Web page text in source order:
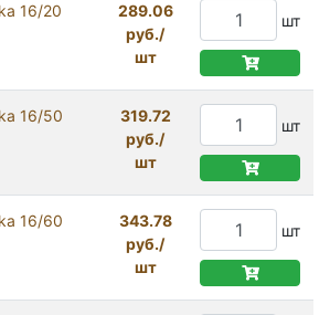
16/20
289.06
руб./
шт
шт
16/50
319.72
руб./
шт
шт
16/60
343.78
руб./
шт
шт